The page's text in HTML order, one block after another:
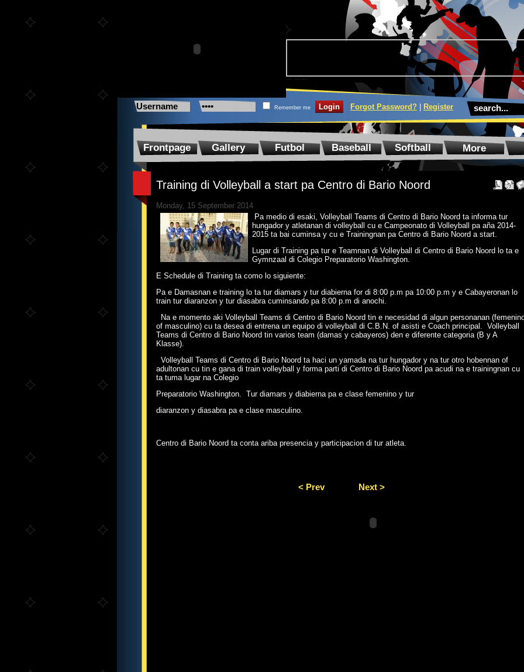
Remember me Forgot Password? Register
Frontpage Gallery Futbol Baseball Softball More
Training di Volleyball a start pa Centro di Bario Noord
Monday, 15 September 2014
Pa medio di esaki, Volleyball Teams di Centro di Bario Noord ta informa tur
hungador y atletanan di volleyball cu e Campeonato di Volleyball pa aña 2014-
2015 ta bai cuminsa y cu e Trainingnan pa Centro di Bario Noord a start.
Lugar di Training pa tur e Teamnan di Volleyball di Centro di Bario Noord lo ta e
Gymnzaal di Colegio Preparatorio Washington.
E Schedule di Training ta como lo siguiente:
Pa e Damasnan e training lo ta tur diamars y tur diabierna for di 8:00 p.m pa 10:00 p.m y e Cabayeronan lo
train tur diaranzon y tur diasabra cuminsando pa 8:00 p.m di anochi.
Na e momento aki Volleyball Teams di Centro di Bario Noord tin e necesidad di algun personanan
of masculino) cu ta desea di entrena un equipo di volleyball di C.B.N. of asisti e Coach principal. Volleyball
Teams di Centro di Bario Noord tin varios team (damas y cabayeros) den e diferente categoria (B y A
Klasse).
Volleyball Teams di Centro di Bario Noord ta haci un yamada na tur hungador y na tur otro hobennan of
adultonan cu tin e gana di train volleyball y forma parti di Centro di Bario Noord pa acudi na e trainingnan cu
ta tuma lugar na Colegio
Preparatorio Washington. Tur diamars y diabierna pa e clase femenino y tur
diaranzon y diasabra pa e clase masculino.
Centro di Bario Noord ta conta ariba presencia y participacion di tur atleta.
< Prev Next >